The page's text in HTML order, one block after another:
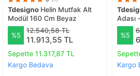
Tdesigno Helin Mutfak Alt
Modül 160 Cm Beyaz
%5
12.540,58 TL
11.913,55 TL
Sepette 11.317,87 TL
Kargo Bedava
Adası
%5
Kargo